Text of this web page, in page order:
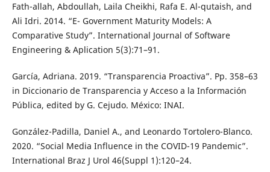
Fath-allah, Abdoullah, Laila Cheikhi, Rafa E. Al-qutaish, and
Ali Idri. 2014. “E- Government Maturity Models: A
Comparative Study”. International Journal of Software
Engineering & Aplication 5(3):71–91.
García, Adriana. 2019. “Transparencia Proactiva”. Pp. 358–63
in Diccionario de Transparencia y Acceso a la Información
Pública, edited by G. Cejudo. México: INAI.
González-Padilla, Daniel A., and Leonardo Tortolero-Blanco.
2020. “Social Media Influence in the COVID-19 Pandemic”.
International Braz J Urol 46(Suppl 1):120–24.